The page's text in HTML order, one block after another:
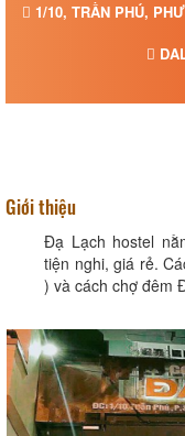
1/10, TRẦN PHÚ,
Giới thiệu
Đạ Lạch hostel
tiện nghi, giá rẻ.
) và cách chợ đêm